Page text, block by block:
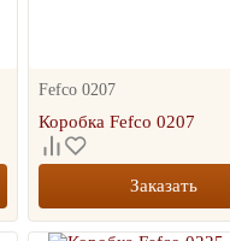
Fefco 0207
Коробка Fefco 0207
Заказать